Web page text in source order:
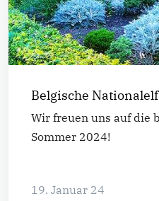
Belgische
Wir freuen uns auf die
Sommer 2024!
19. Januar 24